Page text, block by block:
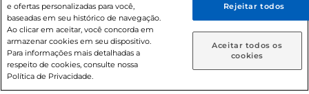
Caso queira comprar online, informe como deseja receber
suas compras:
Entrega em casa Retire em Loja
© 2026 Copyright. Todos os direitos
reservados Prezunic.
e ofertas personalizadas para você,
baseadas em seu histórico de navegação.
Ao clicar em aceitar, você concorda em
armazenar cookies em seu dispositivo.
Para informações mais detalhadas a
respeito de cookies, consulte nossa
Política de Privacidade.
Rejeitar todos
Aceitar todos os
cookies